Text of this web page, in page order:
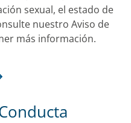
sexual, el estado de
nuestro Aviso de
más información.